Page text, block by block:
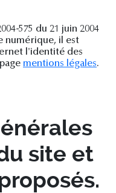
575 du 21 juin 2004
numérique, il est
l'identité des
mentions légales.
site et